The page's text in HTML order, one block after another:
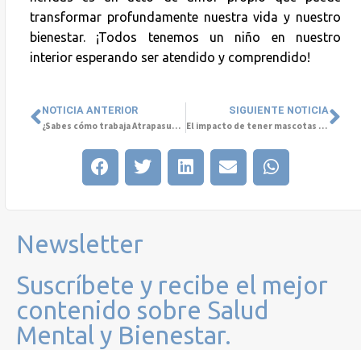
transformar profundamente nuestra vida y nuestro
bienestar. ¡Todos tenemos un niño en nuestro
interior esperando ser atendido y comprendido!
NOTICIA ANTERIOR
¿Sabes cómo trabaja Atrapasueños para impactar en la Salud Mental?
SIGUIENTE NOTICIA
El impacto de tener mascotas en la Salud Mental: Un regalo invaluable
Newsletter
Suscríbete y recibe el mejor
contenido sobre Salud
Mental y Bienestar.